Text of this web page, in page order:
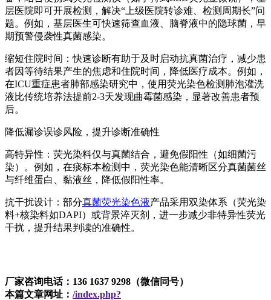
层医院即可开展检测，解决“上级医院转诊难、检测周期长”问
题。例如，基层医生可快速筛查血液、脑脊液中的隐球菌，早
期预警侵袭性真菌感染。
缩短住院时间：快速诊断有助于及时启动抗真菌治疗，减少患
者因等待结果产生的焦虑和住院时间，降低医疗成本。例如，
在ICU重症患者肺部感染研究中，使用荧光染色检测肺泡灌洗
液比传统培养法提前2-3天发现曲霉菌感染，显著改善患者预
后。
降低漏诊误诊风险，提升诊断准确性
高特异性：荧光染料仅与真菌结合，避免假阳性（如细菌污
染）。例如，在痰标本检测中，荧光染色能清晰区分真菌菌丝
与纤维蛋白、黏液丝，降低假阳性率。
抗干扰设计：部分真菌荧光染色液产品采用双染体系（荧光染
料+核染料如DAPI）或背景淬灭剂，进一步减少非特异性荧光
干扰，提升结果判读的准确性。
厂家咨询电话：136 1637 9298（微信同号）
本篇文章网址： /index.php?